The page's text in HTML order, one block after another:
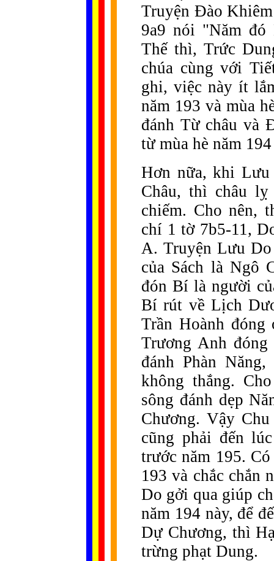
Truyện Đào
9a9 nói "Năm đó
Thế thì, Trức
chúa cùng với
ghi, việc này ít
năm 193 và mùa
đánh Từ châu và
từ mùa hè năm
Hơn nữa, khi
Châu, thì châu
chiếm. Cho nên,
chí 1 tờ 7b5-11,
A. Truyện Lưu
của Sách là Ngô
đón Bí là người
Bí rút về Lịch
Trần Hoành
Trương Anh
đánh Phàn
không thắng.
sông đánh dẹp
Chương. Vậy
cũng phải đến
trước năm 195.
193 và chắc chắn
Do gởi qua giúp
năm 194 này, để
Dự Chương, thì
trừng phạt Dung.